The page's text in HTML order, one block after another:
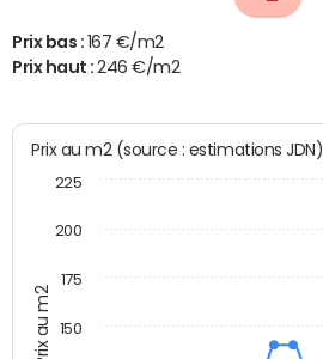
Prix bas : 167 €/m2
Prix haut :246 €/m2
Prix au m2
Prix au m2 (source : estimations JDN)
150
175
200
225